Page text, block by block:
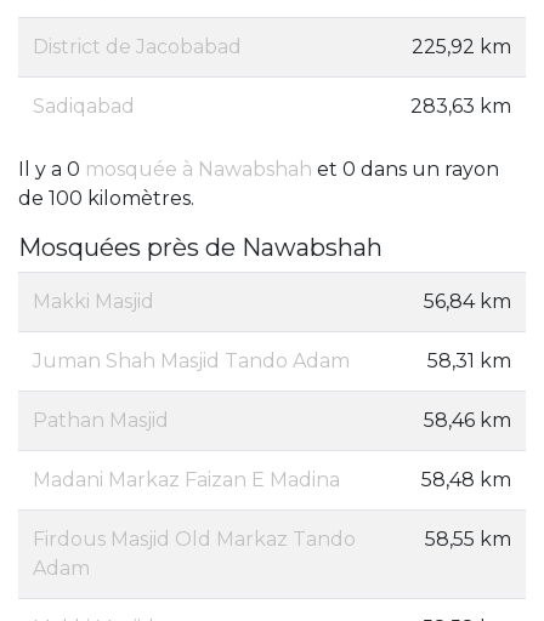
District de Jacobabad 225,92 km
Sadiqabad 283,63 km
Il y a 0 mosquée à Nawabshah et 0 dans un rayon
de 100 kilomètres.
Mosquées près de Nawabshah
Makki Masjid 56,84 km
Juman Shah Masjid Tando Adam 58,31 km
Pathan Masjid 58,46 km
Madani Markaz Faizan E Madina 58,48 km
Firdous Masjid Old Markaz Tando
Adam
58,55 km